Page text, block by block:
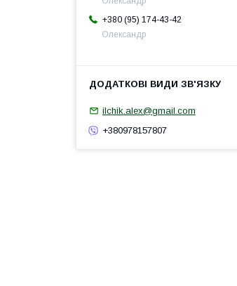
+380 (95) 174-43-42
Олександр
ilchik.alex@gmail.com
+380978157807